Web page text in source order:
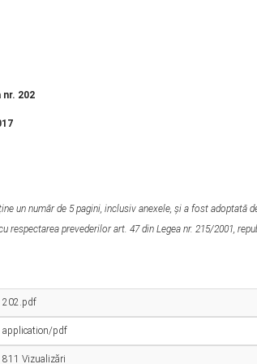
202
un număr de 5 pagini, inclusiv anexele, și a fost
respectarea prevederilor art. 47 din Legea nr. 215/2001,
202.pdf
application/pdf
811 Vizualizări